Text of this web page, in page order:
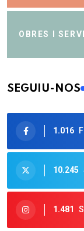
OBRES I
SEGUIU-NOS
1.016
10.245
1.481